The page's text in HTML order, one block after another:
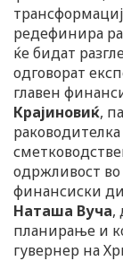
редефинира
ќе бидат
одговорат
главен
Крајиновиќ,
одржливост во
финансиски
Наташа Вуча,
планирање и
гувернер на